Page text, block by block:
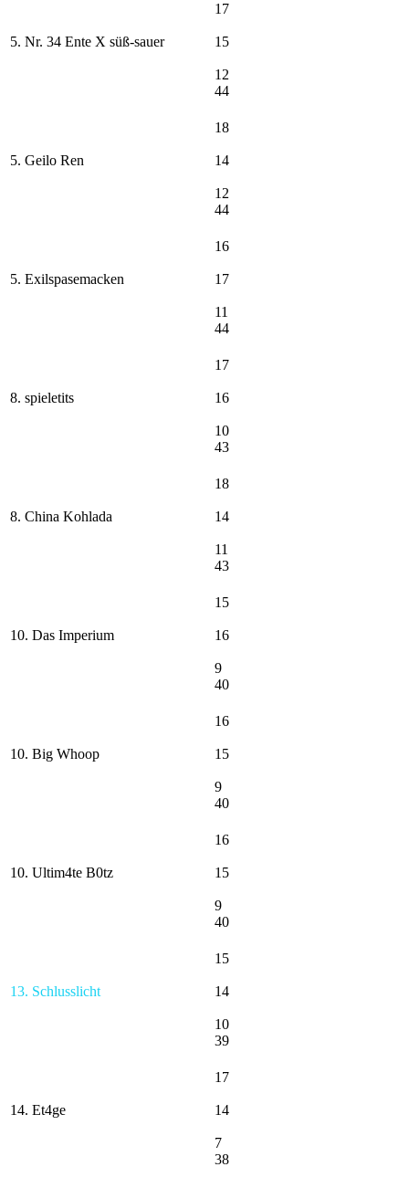
5. Nr. 34 Ente X süß-sauer
17
15
12
44
5. Geilo Ren
18
14
12
44
5. Exilspasemacken
16
17
11
44
8. spieletits
17
16
10
43
8. China Kohlada
18
14
11
43
10. Das Imperium
15
16
9
40
10. Big Whoop
16
15
9
40
10. Ultim4te B0tz
16
15
9
40
13. Schlusslicht
15
14
10
39
14. Et4ge
17
14
7
38